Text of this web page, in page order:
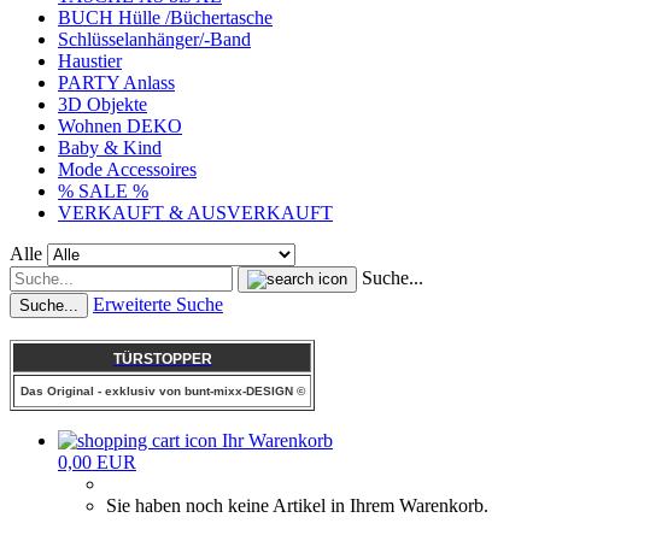
BUCH Hülle /Büchertasche
Schlüsselanhänger/-Band
Haustier
PARTY Anlass
3D Objekte
Wohnen DEKO
Baby & Kind
Mode Accessoires
% SALE %
VERKAUFT & AUSVERKAUFT
Alle
Suche...
Suche... Erweiterte Suche
TÜRSTOPPER
Das Original - exklusiv von bunt-mixx-DESIGN ©
Ihr Warenkorb
0,00 EUR
Sie haben noch keine Artikel in Ihrem Warenkorb.